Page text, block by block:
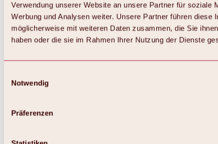
Verwendung unserer Website an unsere Partner für soziale
Werbung und Analysen weiter. Unsere Partner führen diese
möglicherweise mit weiteren Daten zusammen, die Sie
haben oder die sie im Rahmen Ihrer Nutzung der Dienste
Notwendig
Präferenzen